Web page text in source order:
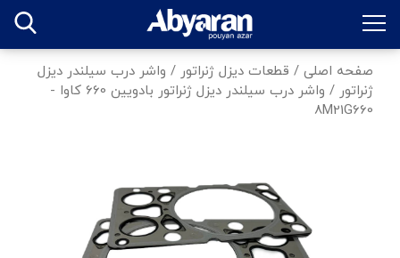
صفحه اصلی / قطعات دیزل ژنراتور / واشر درب سیلندر دیزل
ژنراتور /
واشر درب سیلندر دیزل ژنراتور بادویین 660 کاوا -
8M21G660